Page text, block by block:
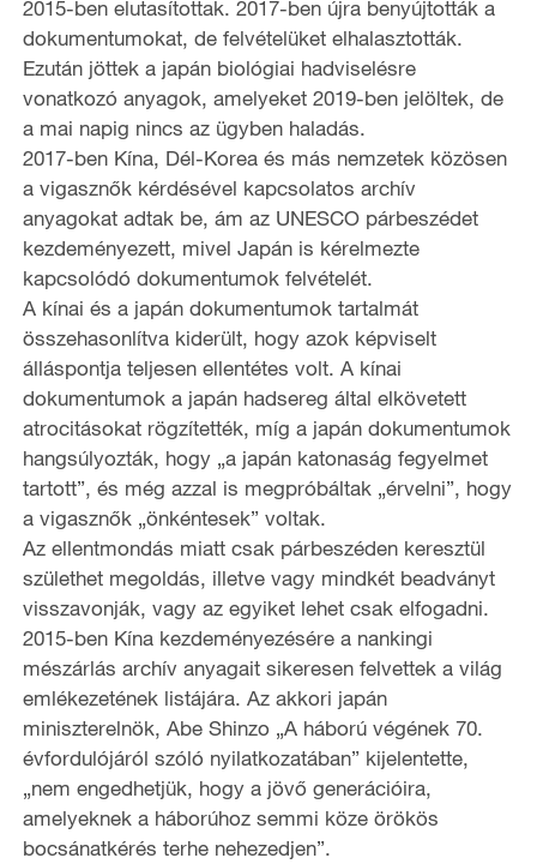
2015-ben elutasítottak. 2017-ben újra benyújtották a
dokumentumokat, de felvételüket elhalasztották.
Ezután jöttek a japán biológiai hadviselésre
vonatkozó anyagok, amelyeket 2019-ben jelöltek, de
a mai napig nincs az ügyben haladás.
2017-ben Kína, Dél-Korea és más nemzetek közösen
a vigasznők kérdésével kapcsolatos archív
anyagokat adtak be, ám az UNESCO párbeszédet
kezdeményezett, mivel Japán is kérelmezte
kapcsolódó dokumentumok felvételét.
A kínai és a japán dokumentumok tartalmát
összehasonlítva kiderült, hogy azok képviselt
álláspontja teljesen ellentétes volt. A kínai
dokumentumok a japán hadsereg által elkövetett
atrocitásokat rögzítették, míg a japán dokumentumok
hangsúlyozták, hogy „a japán katonaság fegyelmet
tartott”, és még azzal is megpróbáltak „érvelni”, hogy
a vigasznők „önkéntesek” voltak.
Az ellentmondás miatt csak párbeszéden keresztül
születhet megoldás, illetve vagy mindkét beadványt
visszavonják, vagy az egyiket lehet csak elfogadni.
2015-ben Kína kezdeményezésére a nankingi
mészárlás archív anyagait sikeresen felvettek a világ
emlékezetének listájára. Az akkori japán
miniszterelnök, Abe Shinzo „A háború végének 70.
évfordulójáról szóló nyilatkozatában” kijelentette,
„nem engedhetjük, hogy a jövő generációira,
amelyeknek a háborúhoz semmi köze örökös
bocsánatkérés terhe nehezedjen”.